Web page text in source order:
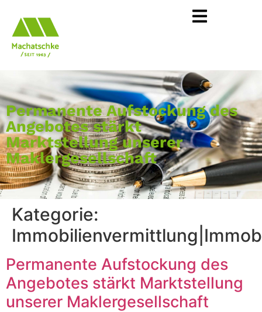
Permanente Aufstockung des
Angebotes stärkt
Marktstellung unserer
Maklergesellschaft
Kategorie:
Permanente Aufstockung des
Angebotes stärkt Marktstellung
unserer Maklergesellschaft